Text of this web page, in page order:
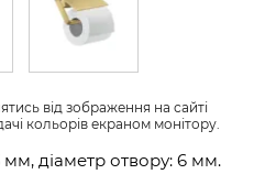
від зображення на сайті
кольорів екраном монітору.
мм, діаметр отвору: 6 мм.